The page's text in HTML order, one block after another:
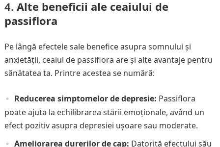
4. Alte beneficii ale ceaiului de
passiflora
Pe lângă efectele sale benefice asupra somnului și
anxietății, ceaiul de passiflora are și alte avantaje pentru
sănătatea ta. Printre acestea se numără:
Reducerea simptomelor de depresie: Passiflora
poate ajuta la echilibrarea stării emoționale, având un
efect pozitiv asupra depresiei ușoare sau moderate.
Ameliorarea durerilor de cap: Datorită efectului său